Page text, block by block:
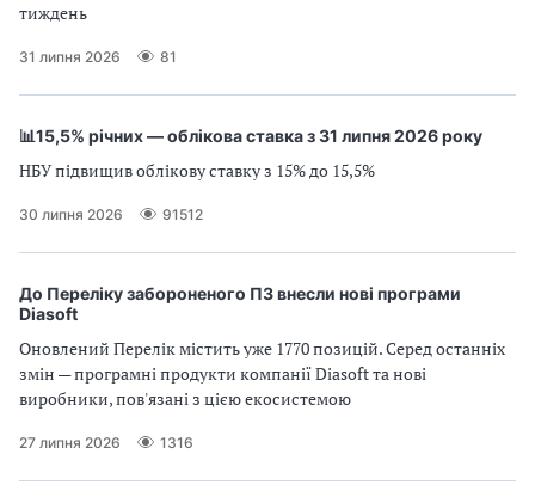
тиждень
31 липня 2026 81
📊15,5% річних — облікова ставка з 31 липня 2026 року
НБУ підвищив облікову ставку з 15% до 15,5%
30 липня 2026 91512
До Переліку забороненого ПЗ внесли нові програми
Diasoft
Оновлений Перелік містить уже 1770 позицій. Серед останніх
змін — програмні продукти компанії Diasoft та нові
виробники, пов'язані з цією екосистемою
27 липня 2026 1316